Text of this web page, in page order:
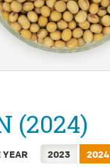
(2024)
YEAR 2023 2024